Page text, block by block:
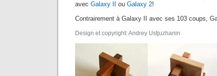
avec Galaxy II ou Galaxy 2!
Contrairement à Galaxy II avec ses 103 coups,
Design et copyright: Andrey Ustjuzhanin